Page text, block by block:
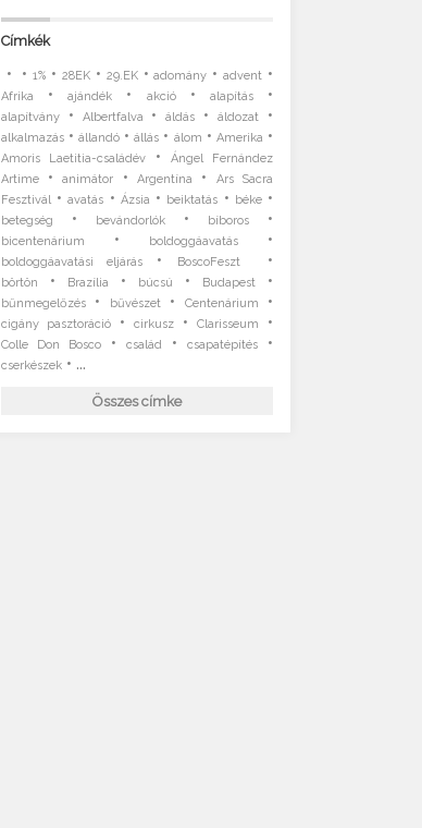
Címkék
• •1% • 28EK • 29.EK•adomány •advent •
Afrika •ajándék • akció• alapítás•
alapítvány• Albertfalva •áldás •áldozat •
alkalmazás•állandó •állás • álom • Amerika •
Amoris Laetitia-családév•
Ángel Fernández
Artime•animátor •Argentína •
Ars Sacra
Fesztivál•avatás • Ázsia • beiktatás • béke•
betegség • bevándorlók• bíboros •
bicentenárium • boldoggáavatás•
boldoggáavatási eljárás • BoscoFeszt •
börtön • Brazília • búcsú • Budapest •
bűnmegelőzés• bűvészet• Centenárium •
cigány pasztoráció• cirkusz•Clarisseum •
Colle Don Bosco• család •csapatépítés •
cserkészek• ...
Összes címke